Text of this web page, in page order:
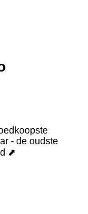
- de oudste
⬈